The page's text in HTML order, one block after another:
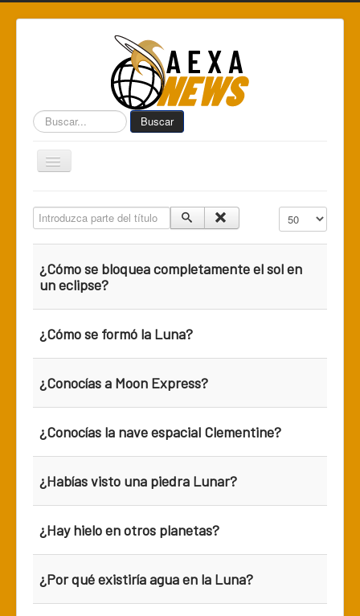
Buscar... Buscar
Toggle
Navigation
Centro de Informática AEXA
AEXA México
AEXA USA
Space Kidz
Introduzca parte del título Cantidad a
¿Cómo se bloquea completamente el sol en
un eclipse?
¿Cómo se formó la Luna?
¿Conocías a Moon Express?
¿Conocías la nave espacial Clementine?
¿Habías visto una piedra Lunar?
¿Hay hielo en otros planetas?
¿Por qué existiría agua en la Luna?